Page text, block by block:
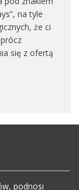
na tyle
że ci
się z ofertą
podnosi